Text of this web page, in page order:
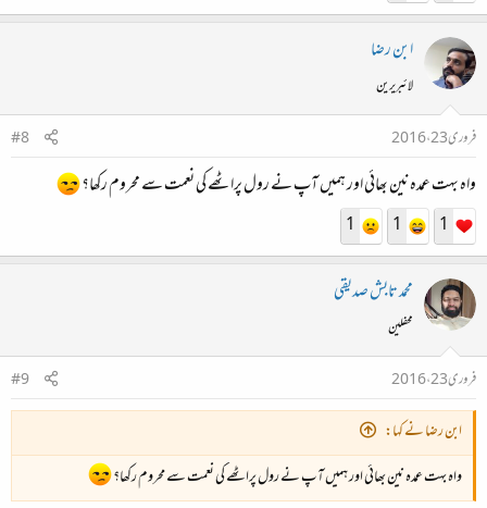
ابن رضا
لائبریرین
فروری 23، 2016
#8
واہ بہت عمدہ نین بھائی اور ہمیں آپ نے رول پراٹھے کی نعمت سے محروم رکھا؟
1
1
1
محمد تابش صدیقی
محفلین
فروری 23، 2016
#9
ابن رضا نے کہا:
واہ بہت عمدہ نین بھائی اور ہمیں آپ نے رول پراٹھے کی نعمت سے محروم رکھا؟